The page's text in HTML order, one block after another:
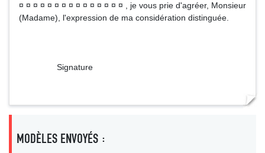
¤ ¤ ¤ ¤ ¤ ¤ ¤ ¤ ¤ ¤ ¤ ¤ ¤ ¤ ¤ , je vous prie d'agréer, Monsieur
(Madame), l'expression de ma considération distinguée.
Signature
MODÈLES ENVOYÉS :